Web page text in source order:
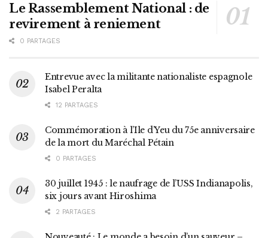
Le Rassemblement National : de
revirement à reniement
0 PARTAGES
Entrevue avec la militante nationaliste espagnole
Isabel Peralta
12 PARTAGES
Commémoration à l’Ile d’Yeu du 75e anniversaire
de la mort du Maréchal Pétain
0 PARTAGES
30 juillet 1945 : le naufrage de l’USS Indianapolis,
six jours avant Hiroshima
2 PARTAGES